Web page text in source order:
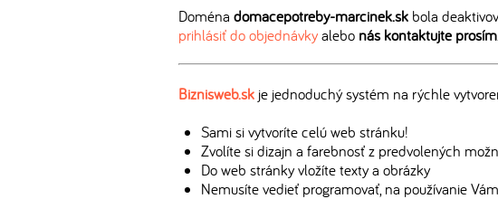
Doména domacepotreby-marcinek.sk bola
prihlásiť do objednávkyalebo nás kontaktujte prosím
Biznisweb.sk je jednoduchý systém na rýchle
Sami si vytvoríte celú web stránku!
Zvolíte si dizajn a farebnosť z predvolených
Do web stránky vložíte texty a obrázky
Nemusíte vedieť programovať, na používanie